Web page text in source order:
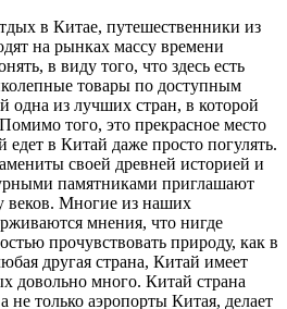
в Китае, путешественники из
на рынках массу времени
в виду того, что здесь есть
товары по доступным
одна из лучших стран, в которой
того, это прекрасное место
в Китай даже просто погулять.
своей древней историей и
памятниками приглашают
веков. Многие из наших
мнения, что нигде
прочувствовать природу, как в
другая страна, Китай имеет
довольно много. Китай страна
не только аэропорты Китая, делает